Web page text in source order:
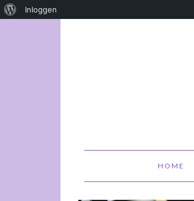
Over
Inloggen
HOME